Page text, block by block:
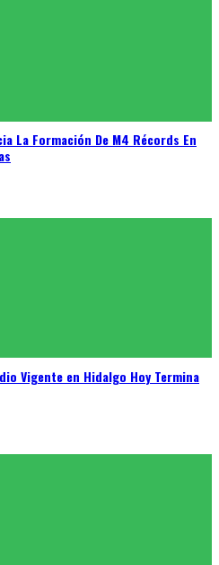
La Formación De M4 Récords En
Vigente en Hidalgo Hoy Termina